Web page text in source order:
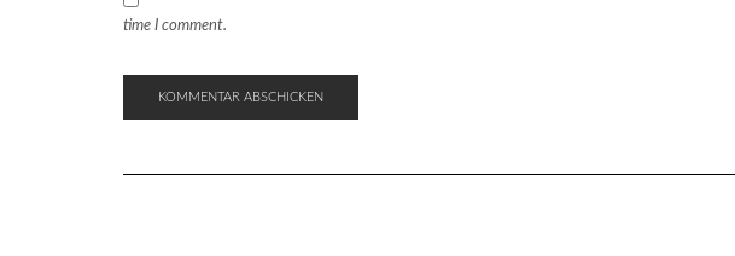
time I comment.